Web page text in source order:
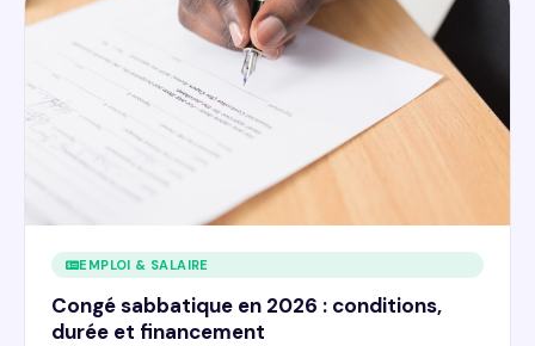
EMPLOI & SALAIRE
Congé sabbatique en 2026 : conditions,
durée et financement